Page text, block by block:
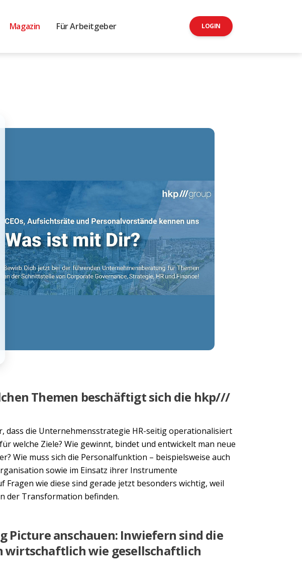
Magazin Für Arbeitgeber LOGIN
Themen beschäftigt sich die hkp///
dass die Unternehmensstrategie HR-seitig operationalisiert
welche Ziele? Wie gewinnt, bindet und entwickelt man neue
Wie muss sich die Personalfunktion – beispielsweise auch
sowie im Einsatz ihrer Instrumente
Fragen wie diese sind gerade jetzt besonders wichtig, weil
der Transformation befinden.
Picture anschauen: Inwiefern sind die
wirtschaftlich wie gesellschaftlich